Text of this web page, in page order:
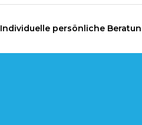
Individuelle persönliche